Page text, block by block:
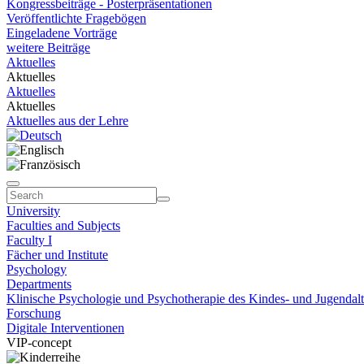
Kongressbeiträge - Posterpräsentationen
Veröffentlichte Fragebögen
Eingeladene Vorträge
weitere Beiträge
Aktuelles
Aktuelles
Aktuelles
Aktuelles
Aktuelles aus der Lehre
University
Faculties and Subjects
Faculty I
Fächer und Institute
Psychology
Departments
Klinische Psychologie und Psychotherapie des Kindes- und
Forschung
Digitale Interventionen
VIP-concept